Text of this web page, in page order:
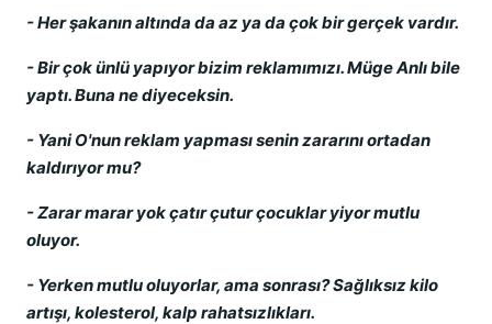
- Her şakanın altında da az ya da çok bir gerçek vardır.
- Bir çok ünlü yapıyor bizim reklamımızı. Müge Anlı bile
yaptı. Buna ne diyeceksin.
- Yani O'nun reklam yapması senin zararını ortadan
kaldırıyor mu?
- Zarar marar yok çatır çutur çocuklar yiyor mutlu
oluyor.
- Yerken mutlu oluyorlar, ama sonrası? Sağlıksız kilo
artışı, kolesterol, kalp rahatsızlıkları.